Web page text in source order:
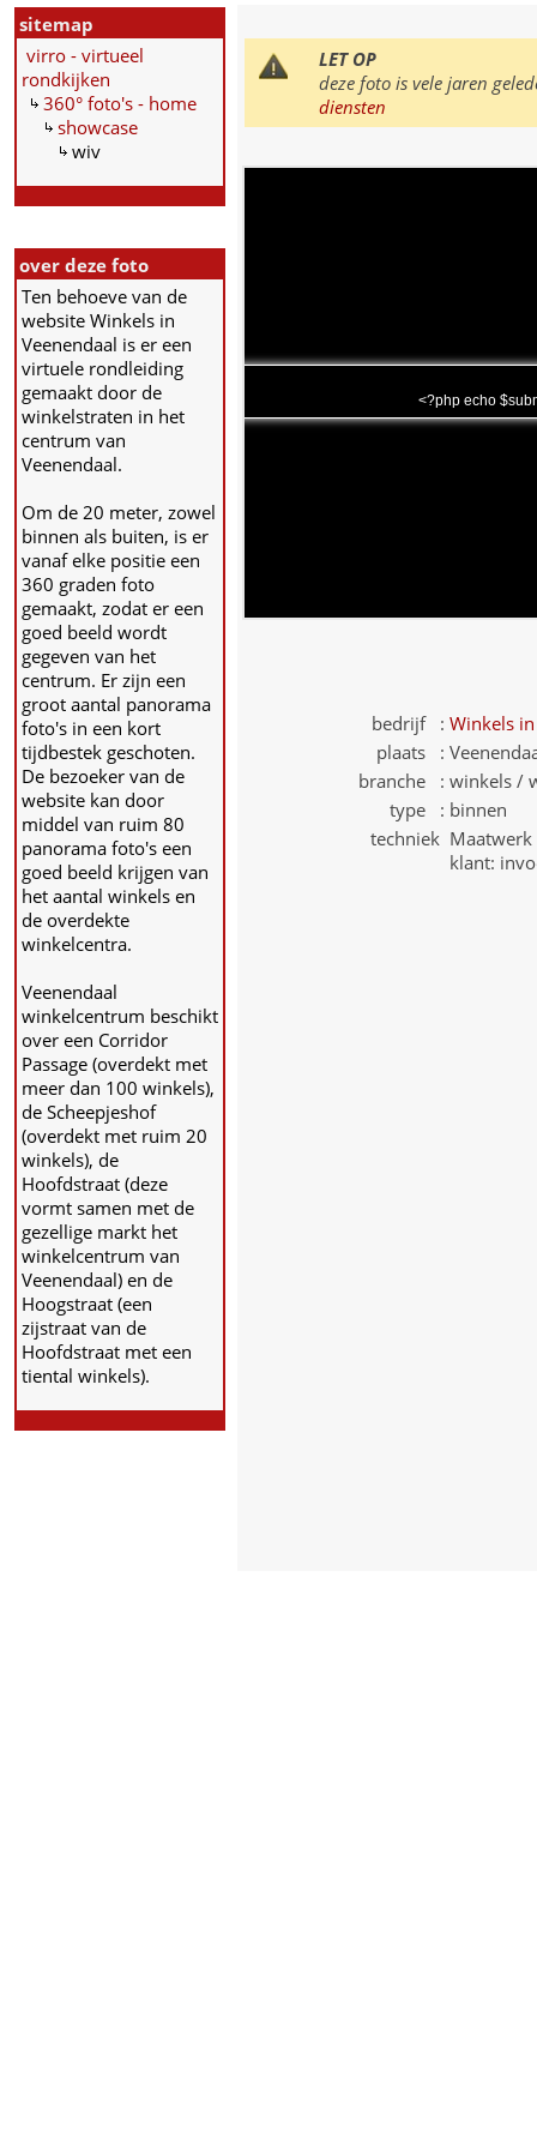
sitemap
virro - virtueel
rondkijken
360° foto's - home
showcase
wiv
over deze foto
Ten behoeve van de
website Winkels in
Veenendaal is er een
virtuele rondleiding
gemaakt door de
winkelstraten in het
centrum van
Veenendaal.
Om de 20 meter, zowel
binnen als buiten, is er
vanaf elke positie een
360 graden foto
gemaakt, zodat er een
goed beeld wordt
gegeven van het
centrum. Er zijn een
groot aantal panorama
foto's in een kort
tijdbestek geschoten.
De bezoeker van de
website kan door
middel van ruim 80
panorama foto's een
goed beeld krijgen van
het aantal winkels en
de overdekte
winkelcentra.
Veenendaal
winkelcentrum beschikt
over een Corridor
Passage (overdekt met
meer dan 100 winkels),
de Scheepjeshof
(overdekt met ruim 20
winkels), de
Hoofdstraat (deze
vormt samen met de
gezellige markt het
winkelcentrum van
Veenendaal) en de
Hoogstraat (een
zijstraat van de
Hoofdstraat met een
tiental winkels).
LET OP
deze foto is vele jaren
diensten
<?php echo
bedrijf : Winkels in
plaats :
branche : winkels /
type : binnen
techniek Maatwerk
klant: